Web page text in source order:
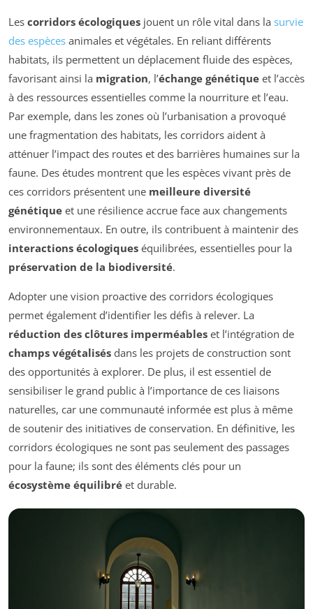
Les corridors écologiques jouent un rôle vital dans la survie
des espèces animales et végétales. En reliant différents
habitats, ils permettent un déplacement fluide des espèces,
favorisant ainsi la migration, l’échange génétique et l’accès
à des ressources essentielles comme la nourriture et l’eau.
Par exemple, dans les zones où l’urbanisation a provoqué
une fragmentation des habitats, les corridors aident à
atténuer l’impact des routes et des barrières humaines sur la
faune. Des études montrent que les espèces vivant près de
ces corridors présentent une meilleure diversité
génétique et une résilience accrue face aux changements
environnementaux. En outre, ils contribuent à maintenir des
interactions écologiques équilibrées, essentielles pour la
préservation de la biodiversité.
Adopter une vision proactive des corridors écologiques
permet également d’identifier les défis à relever. La
réduction des clôtures imperméables et l’intégration de
champs végétalisés dans les projets de construction sont
des opportunités à explorer. De plus, il est essentiel de
sensibiliser le grand public à l’importance de ces liaisons
naturelles, car une communauté informée est plus à même
de soutenir des initiatives de conservation. En définitive, les
corridors écologiques ne sont pas seulement des passages
pour la faune; ils sont des éléments clés pour un
écosystème équilibré et durable.